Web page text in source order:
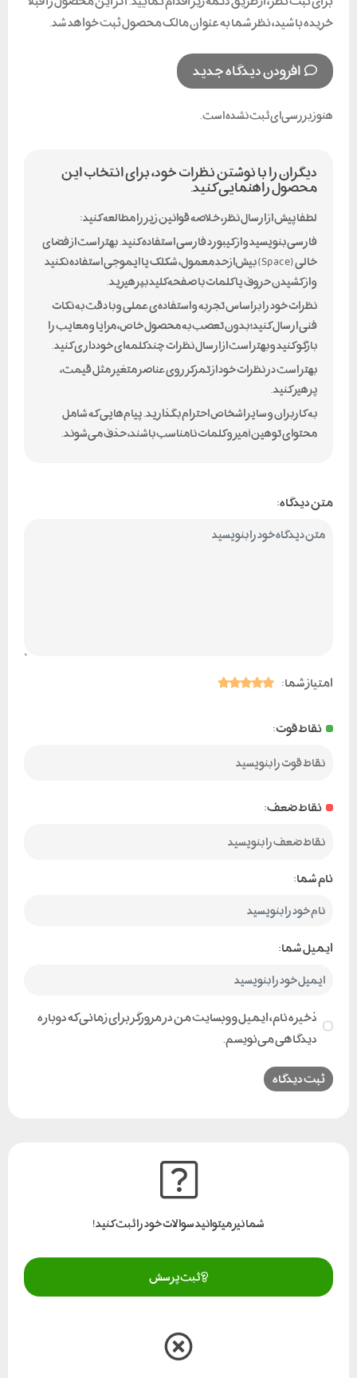
خریده باشید، نظر شما به عنوان مالک محصول ثبت خواهد شد.
افزودن دیدگاه جدید
هنوز بررسی‌ای ثبت نشده است.
دیگران را با نوشتن نظرات خود، برای انتخاب این
محصول راهنمایی کنید.
لطفا پیش از ارسال نظر، خلاصه قوانین زیر را مطالعه کنید:
فارسی بنویسید و از کیبورد فارسی استفاده کنید. بهتر است از فضای
خالی (Space) بیش‌از‌حدِ معمول، شکلک یا ایموجی استفاده نکنید
و از کشیدن حروف یا کلمات با صفحه‌کلید بپرهیزید.
نظرات خود را براساس تجربه و استفاده‌ی عملی و با دقت به نکات
فنی ارسال کنید؛ بدون تعصب به محصول خاص، مزایا و معایب را
بازگو کنید و بهتر است از ارسال نظرات چندکلمه‌‌ای خودداری کنید.
بهتر است در نظرات خود از تمرکز روی عناصر متغیر مثل قیمت،
پرهیز کنید.
به کاربران و سایر اشخاص احترام بگذارید. پیام‌هایی که شامل
محتوای توهین‌آمیز و کلمات نامناسب باشند، حذف می‌شوند.
متن دیدگاه:
امتیاز شما:
نقاط قوت:
نقاط ضعف:
نام شما:
ایمیل شما:
ذخیره نام، ایمیل و وبسایت من در مرورگر برای زمانی که دوباره
دیدگاهی می‌نویسم.
شما نیز میتوانید سوالات خود را ثبت کنید!
ثبت پرسش